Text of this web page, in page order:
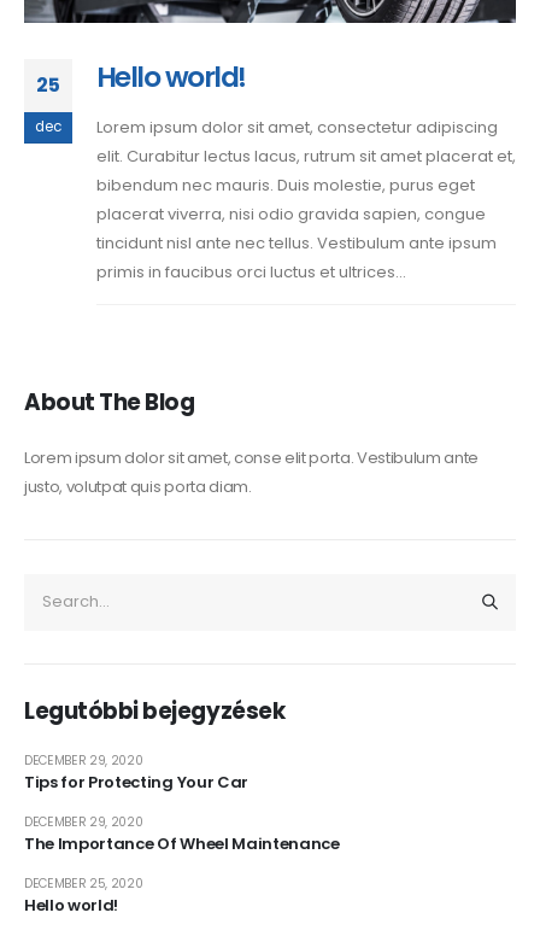
25
dec
Hello world!
Lorem ipsum dolor sit amet, consectetur adipiscing
elit. Curabitur lectus lacus, rutrum sit amet placerat et,
bibendum nec mauris. Duis molestie, purus eget
placerat viverra, nisi odio gravida sapien, congue
tincidunt nisl ante nec tellus. Vestibulum ante ipsum
primis in faucibus orci luctus et ultrices...
About The Blog
Lorem ipsum dolor sit amet, conse elit porta. Vestibulum ante
justo, volutpat quis porta diam.
Legutóbbi bejegyzések
Tips for Protecting Your Car
DECEMBER 29, 2020
The Importance Of Wheel Maintenance
DECEMBER 29, 2020
Hello world!
DECEMBER 25, 2020